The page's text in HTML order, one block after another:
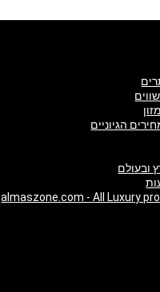
almaszone.com - All Luxury